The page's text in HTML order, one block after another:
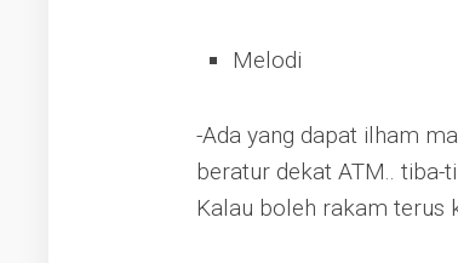
Melodi
-Ada yang dapat ilham
beratur dekat ATM.. tiba-
Kalau boleh rakam terus